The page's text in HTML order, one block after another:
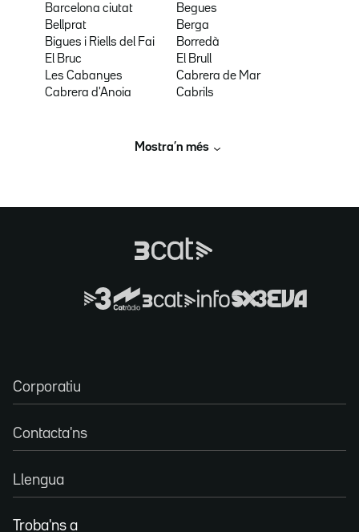
Barcelona ciutat
Begues
Bellprat
Berga
Bigues i Riells del Fai
Borredà
El Bruc
El Brull
Les Cabanyes
Cabrera de Mar
Cabrera d'Anoia
Cabrils
Mostra’n més
Corporatiu
Contacta'ns
Llengua
Troba'ns a